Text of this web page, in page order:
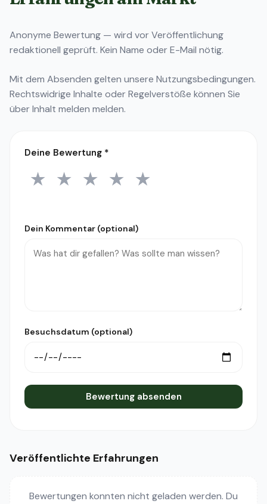
Anonyme Bewertung — wird vor Veröffentlichung
redaktionell geprüft. Kein Name oder E-Mail nötig.
Mit dem Absenden gelten unsere Nutzungsbedingungen.
Rechtswidrige Inhalte oder Regelverstöße können Sie
überInhalt melden melden.
Deine Bewertung *
1 Stern
★ 2 Sterne
★ 3 Sterne
★ 4 Sterne
★ 5 Sterne
★
Dein Kommentar (optional)
Besuchsdatum (optional)
Bewertung absenden
Veröffentlichte Erfahrungen
Bewertungen konnten nicht geladen werden. Du